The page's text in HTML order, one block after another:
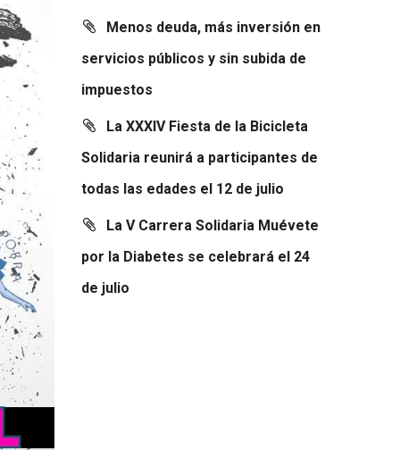
Menos deuda, más inversión en
servicios públicos y sin subida de
impuestos
La XXXIV Fiesta de la Bicicleta
Solidaria reunirá a participantes de
todas las edades el 12 de julio
La V Carrera Solidaria Muévete
por la Diabetes se celebrará el 24
de julio